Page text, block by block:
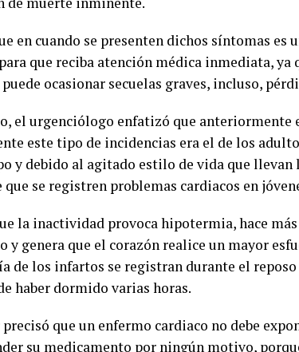
en cuando se presenten dichos síntomas es
que reciba atención médica inmediata, ya
ocasionar secuelas graves, incluso,
el urgenciólogo enfatizó que anteriormente
este tipo de incidencias era el de los
y debido al agitado estilo de vida que llevan
que se registren problemas cardiacos en
la inactividad provoca hipotermia, hace
y genera que el corazón realice un mayor
de los infartos se registran durante el reposo
haber dormido varias horas.
que un enfermo cardiaco no debe
su medicamento por ningún motivo,